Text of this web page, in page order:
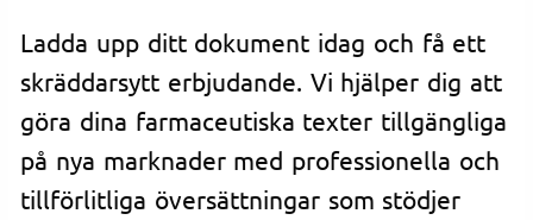
Ladda upp ditt dokument idag och få ett
skräddarsytt erbjudande. Vi hjälper dig att
göra dina farmaceutiska texter tillgängliga
på nya marknader med professionella och
tillförlitliga översättningar som stödjer